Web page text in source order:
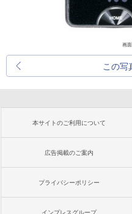
画
この写
本サイトのご利用について
広告掲載のご案内
プライバシーポリシー
インプレスグループ